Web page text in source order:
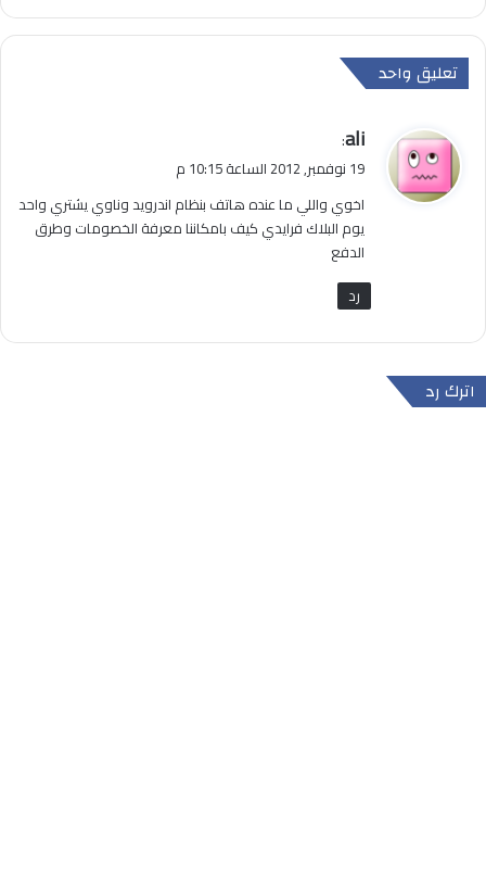
تعليق واحد
ي
ق
ل
ali
:
19 نوفمبر, 2012 الساعة 10:15 م
اخوي واللي ما عنده هاتف بنظام اندرويد وناوي يشتري واحد
يوم البلاك فرايدي كيف بامكاننا معرفة الخصومات وطرق
الدفع
رد
اترك رد